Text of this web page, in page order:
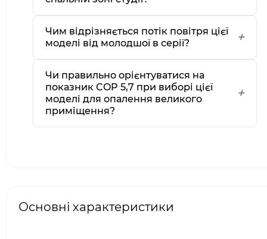
Чим відрізняється потік повітря цієї
моделі від молодшої в серії?
Чи правильно орієнтуватися на
показник COP 5,7 при виборі цієї
моделі для опалення великого
приміщення?
Основні характеристики